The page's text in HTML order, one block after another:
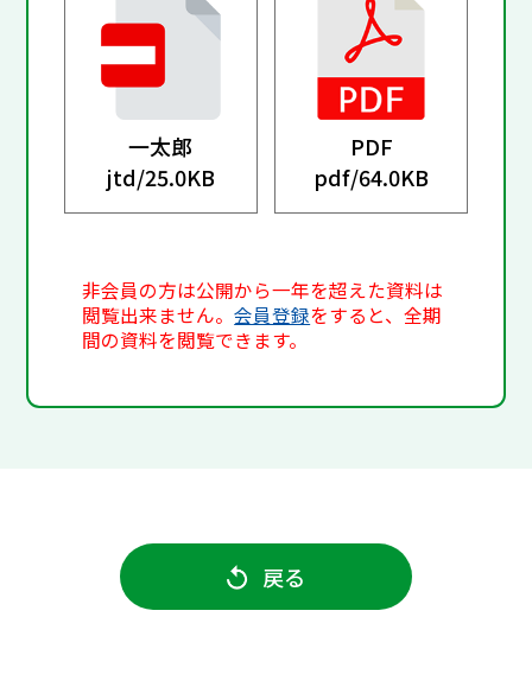
一太郎
jtd/25.0KB
PDF
pdf/64.0KB
非会員の方は公開から一年を超えた資料は
閲覧出来ません。会員登録をすると、全期
間の資料を閲覧できます。
戻る